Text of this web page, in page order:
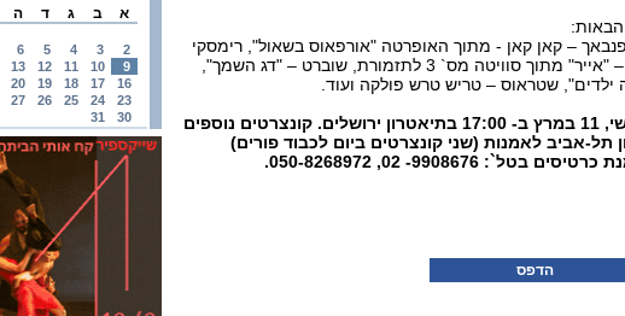
א
ב ג ד ה
2
3
4
5
6
9
10
11
12
13
16
17
18
19
20
23
24
25
26
27
30
31
הבאות:
– ריקוד הונגרי מס` 5, אופנבאך – קאן קאן - מתוך האופרטה "אורפאוס בשאול", רימסקי
קורסקוב – "זמזום הדבורה", באך – "אייר" מתוך סוויטה מס` 3 לתזמורת, שוברט – "דג השמך",
ילדים", שטראוס – טריש טרש פולקה ועוד.
קונצרט ראשון יתקיים ביום שלישי, 11 במרץ ב- 17:00 בתיאטרון ירושלים. קונצרטים נוספים
תל-אביב לאמנות (שני קונצרטים ביום לכבוד פורים)
כרטיסים בטל`: 9908676- 02, 050-8268972
.
הדפס